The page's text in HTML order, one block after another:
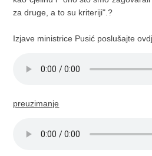
za druge, a to su kriteriji".?
Izjave ministrice Pusić poslušajte
preuzimanje